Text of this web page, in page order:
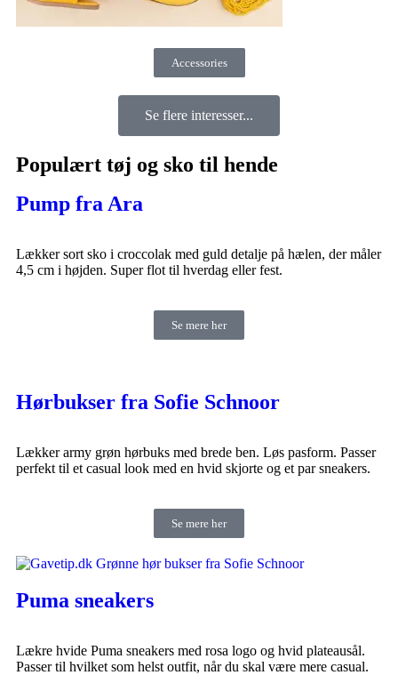
Accessories
Se flere interesser...
Populært tøj og sko til hende
Pump fra Ara
Lækker sort sko i croccolak med guld detalje på hælen, der måler
4,5 cm i højden. Super flot til hverdag eller fest.
Se mere her
Hørbukser fra Sofie Schnoor
Lækker army grøn hørbuks med brede ben. Løs pasform. Passer
perfekt til et casual look med en hvid skjorte og et par sneakers.
Se mere her
Puma sneakers
Lækre hvide Puma sneakers med rosa logo og hvid plateausål.
Passer til hvilket som helst outfit, når du skal være mere casual.